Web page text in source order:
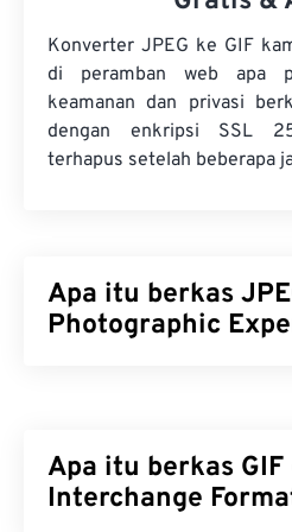
Konverter JPEG ke GIF
di peramban web apa
keamanan dan privasi
dengan enkripsi SSL
terhapus setelah beberapa
Apa itu berkas
Photographic
Kompresi JPEG yang
penggunaannya yang luas.
Apa itu berkas
Interchange